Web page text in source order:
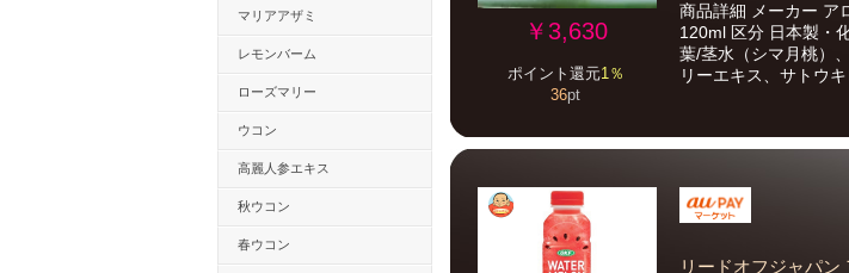
マリアアザミ
レモンバーム
ローズマリー
ウコン
高麗人参エキス
秋ウコン
春ウコン
￥3,630
ポイント還元1％
36pt
商品詳細 メーカー ア
120ml 区分 日本製・
葉/茎水（シマ月桃）
リーエキス、サトウキ
リードオフジャパン